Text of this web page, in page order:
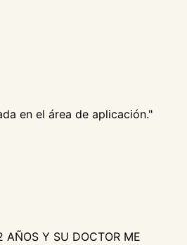
en el área de aplicación."
AÑOS Y SU DOCTOR ME